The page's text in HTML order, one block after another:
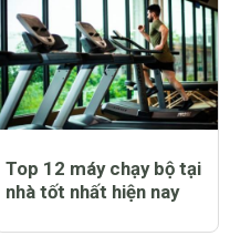
Top 12 máy chạy bộ tại
nhà tốt nhất hiện nay